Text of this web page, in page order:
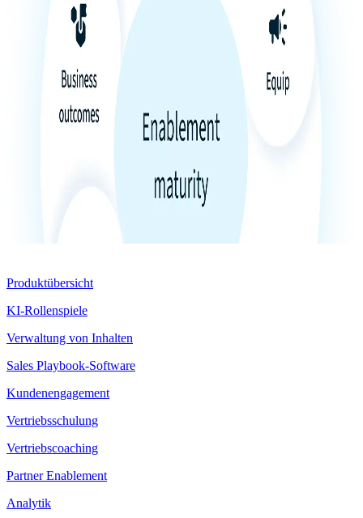
Produktübersicht
KI-Rollenspiele
Verwaltung von Inhalten
Sales Playbook-Software
Kundenengagement
Vertriebsschulung
Vertriebscoaching
Partner Enablement
Analytik